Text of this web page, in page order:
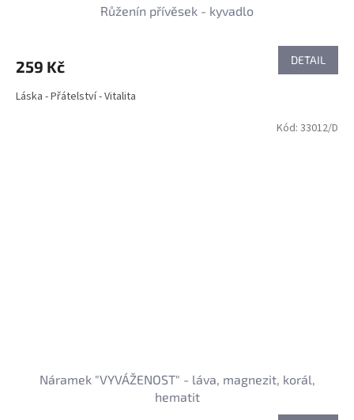
Růženín přívěsek - kyvadlo
259 Kč DETAIL
Láska - Přátelství - Vitalita
Náramek "VYVÁŽENOST" - láva, magnezit, korál,
hematit
Kód: 33012/D